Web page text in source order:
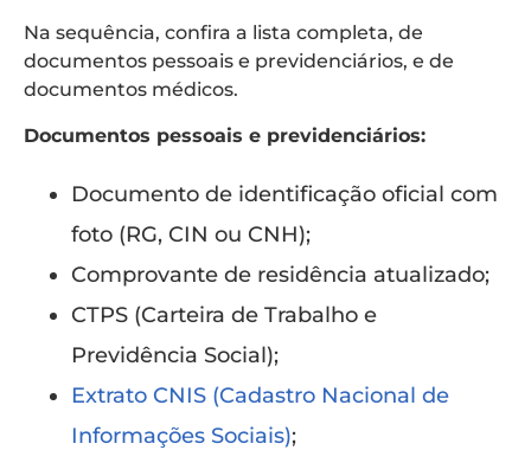
Na sequência, confira a lista completa, de
documentos pessoais e previdenciários, e de
documentos médicos.
Documentos pessoais e previdenciários:
Documento de identificação oficial com
foto (RG, CIN ou CNH);
Comprovante de residência atualizado;
CTPS (Carteira de Trabalho e
Previdência Social);
Extrato CNIS (Cadastro Nacional de
Informações Sociais);